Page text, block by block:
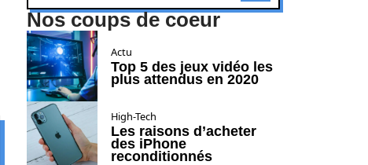
Nos coups de coeur
Actu
Top 5 des jeux vidéo les
plus attendus en 2020
High-Tech
Les raisons d’acheter
des iPhone
reconditionnés